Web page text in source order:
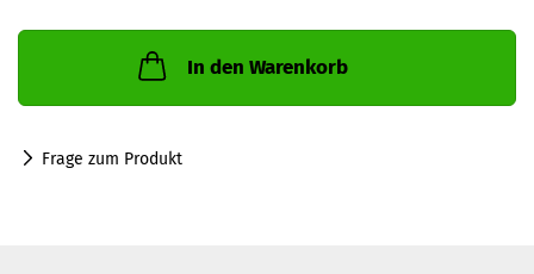
In den Warenkorb
Frage zum Produkt